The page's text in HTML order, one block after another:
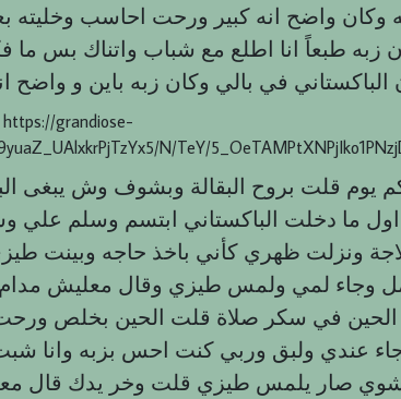
وكان واضح انه كبير ورحت احاسب وخليته
زبه طبعاً انا اطلع مع شباب واتناك بس
https://grandiose-
N/TeY/
يوم قلت بروح البقالة وبشوف وش يبغى
و اول ما دخلت الباكستاني ابتسم وسلم
ونزلت ظهري كأني باخذ حاجه وبينت
وجاء لمي ولمس طيزي وقال معليش
في سكر صلاة قلت الحين بخلص
عندي ولبق وربي كنت احس بزبه وانا
صار يلمس طيزي قلت وخر يدك قال